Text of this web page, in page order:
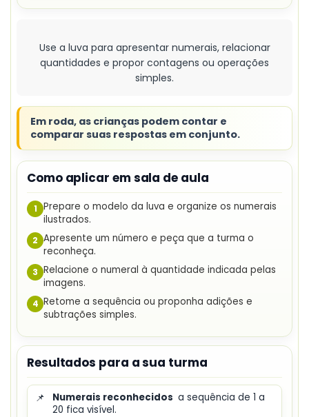
Use a luva para apresentar numerais, relacionar
quantidades e propor contagens ou operações
simples.
Em roda, as crianças podem contar e
comparar suas respostas em conjunto.
Como aplicar em sala de aula
1 Prepare o modelo da luva e organize os numerais
ilustrados.
2 Apresente um número e peça que a turma o
reconheça.
3 Relacione o numeral à quantidade indicada pelas
imagens.
4 Retome a sequência ou proponha adições e
subtrações simples.
Resultados para a sua turma
📌 Numerais reconhecidos a sequência de 1 a
20 fica visível.